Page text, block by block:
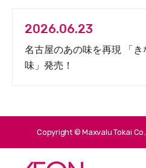
2026.06.23
名古屋のあの味を再現 「き
味」発売！
Copyright © Maxvalu Tokai